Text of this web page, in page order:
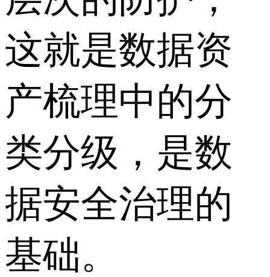
这就是数据资
产梳理中的分
类分级，是数
据安全治理的
基础。